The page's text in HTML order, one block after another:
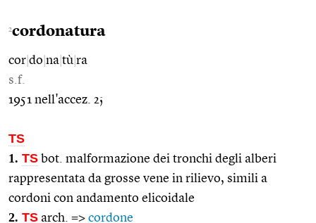
2cordonatura
cor do na tù ra
s.f.
1951 nell'accez. 2;
TS
1. TS bot. malformazione dei tronchi degli alberi
rappresentata da grosse vene in rilievo, simili a
cordoni con andamento elicoidale
2. TS arch. => cordone